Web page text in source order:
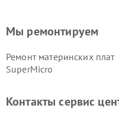
Мы ремонтируем
Ремонт материнских плат
SuperMicro
Контакты сервис